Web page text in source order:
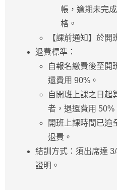
帳，逾期未完
格。
【課前通知】於開
退費標準：
自報名繳費後至開
還費用 90%。
自開班上課之日起
者，退還費用 50%
開班上課時間已逾
退費。
結訓方式：須出席達
證明。